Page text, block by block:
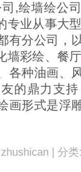
,绘墙绘公
专业从事大
有分公司，
墙彩绘、餐
各种油画、
的鼎力支
画形式是浮
| 分